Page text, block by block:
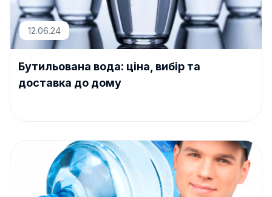
12.06.24
Бутильована вода: ціна, вибір та
доставка до дому